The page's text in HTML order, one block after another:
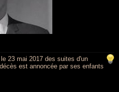
23 mai 2017 des suites d'un
est annoncée par ses enfants